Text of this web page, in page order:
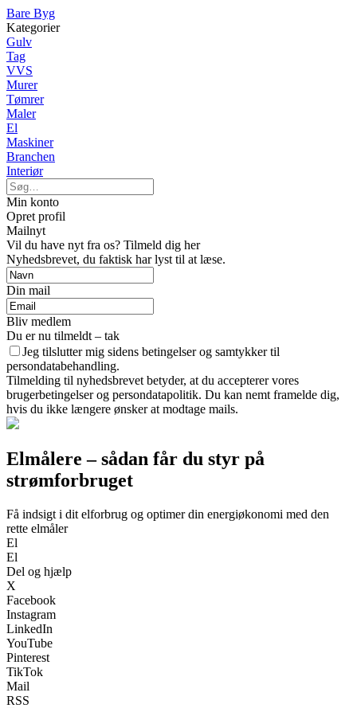
Bare Byg
Kategorier
Gulv
Tag
VVS
Murer
Tømrer
Maler
El
Maskiner
Branchen
Interiør
Min konto
Opret profil
Mailnyt
Vil du have nyt fra os? Tilmeld dig her
Nyhedsbrevet, du faktisk har lyst til at læse.
Din mail
Bliv medlem
Du er nu tilmeldt – tak
Jeg tilslutter mig sidens betingelser og samtykker til
persondatabehandling.
Tilmelding til nyhedsbrevet betyder, at du accepterer vores
brugerbetingelser og persondatapolitik. Du kan nemt framelde dig,
hvis du ikke længere ønsker at modtage mails.
Elmålere – sådan får du styr på
strømforbruget
Få indsigt i dit elforbrug og optimer din energiøkonomi med den
rette elmåler
El
El
Del og hjælp
X
Facebook
Instagram
LinkedIn
YouTube
Pinterest
TikTok
Mail
RSS